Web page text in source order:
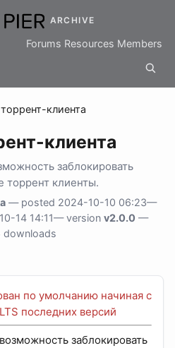
ARCHIVE
Forums Resources Members
клиента
клиента
заблокировать
торрент клиенты.
— posted 2024-10-10 06:23—
14 14:11— version v2.0.0 —
downloads
по умолчанию начиная с
последних версий
заблокировать